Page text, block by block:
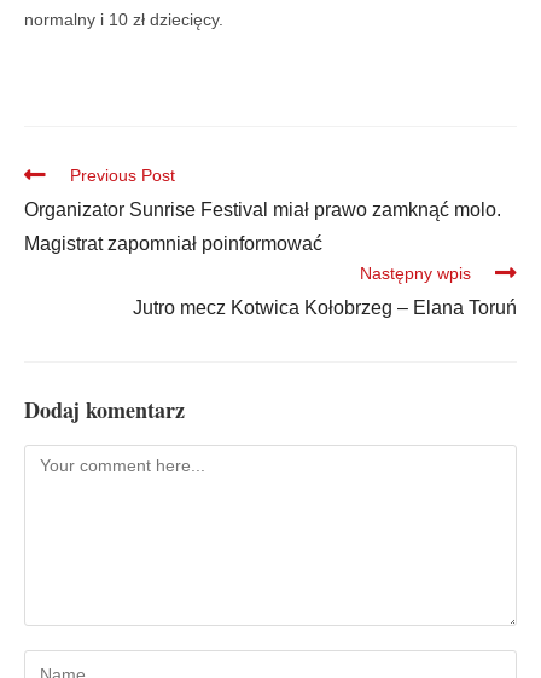
normalny i 10 zł dziecięcy.
Previous Post
Organizator Sunrise Festival miał prawo zamknąć molo.
Magistrat zapomniał poinformować
Następny wpis
Jutro mecz Kotwica Kołobrzeg – Elana Toruń
Dodaj komentarz